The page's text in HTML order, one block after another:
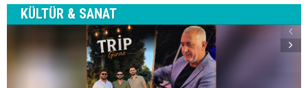
KÜLTÜR & SANAT